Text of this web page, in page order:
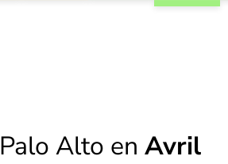
Palo Alto en Avril